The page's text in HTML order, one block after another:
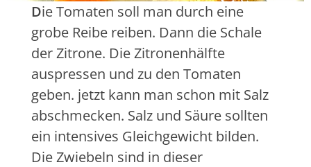
Die Tomaten soll man durch eine
grobe Reibe reiben. Dann die Schale
der Zitrone. Die Zitronenhälfte
auspressen und zu den Tomaten
geben. jetzt kann man schon mit Salz
abschmecken. Salz und Säure sollten
ein intensives Gleichgewicht bilden.
Die Zwiebeln sind in dieser